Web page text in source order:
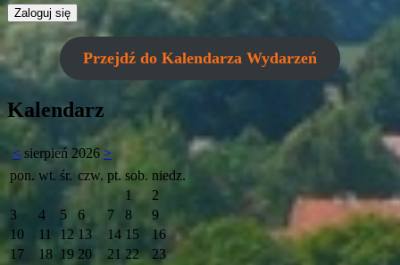
Przejdź do Kalendarza Wydarzeń
Kalendarz
< sierpień 2026 >
pon. wt. śr. czw. pt. sob. niedz.
1
2
3
4 5 6 7 8
9
10
11 12 13 14 15
16
17
18 19 20 21 22
23